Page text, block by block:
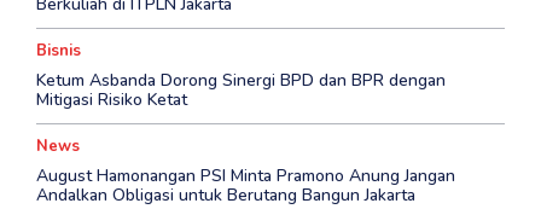
Bisnis
Ketum Asbanda Dorong Sinergi BPD dan BPR dengan
Mitigasi Risiko Ketat
News
August Hamonangan PSI Minta Pramono Anung Jangan
Andalkan Obligasi untuk Berutang Bangun Jakarta